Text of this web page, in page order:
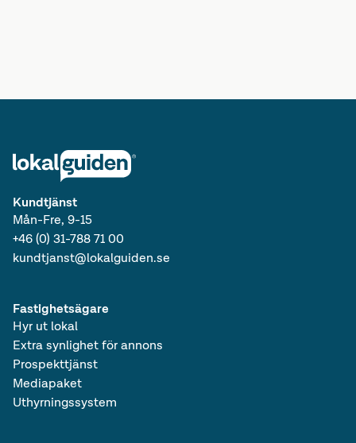
Kundtjänst
Mån-Fre, 9-15
+46 (0) 31-788 71 00
kundtjanst@lokalguiden.se
Fastighetsägare
Hyr ut lokal
Extra synlighet för annons
Prospekttjänst
Mediapaket
Uthyrningssystem